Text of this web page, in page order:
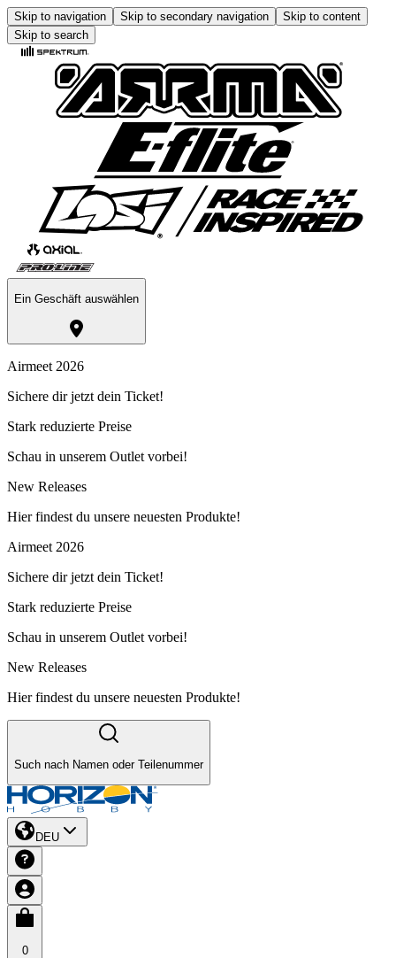
Skip to navigation Skip to secondary navigation
Skip to content
Skip to search
Ein Geschäft auswählen
Airmeet 2026
Sichere dir jetzt dein Ticket!
Stark reduzierte Preise
Schau in unserem Outlet vorbei!
New Releases
Hier findest du unsere neuesten Produkte!
Airmeet 2026
Sichere dir jetzt dein Ticket!
Stark reduzierte Preise
Schau in unserem Outlet vorbei!
New Releases
Hier findest du unsere neuesten Produkte!
Such nach Namen oder Teilenummer
DEU
0